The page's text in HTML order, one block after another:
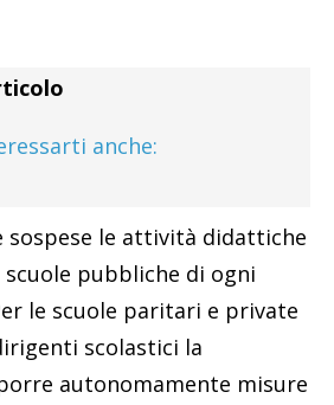
anche:
sospese le attività didattiche
scuole pubbliche di ogni
le scuole paritari e private
scolastici la
autonomamente misure